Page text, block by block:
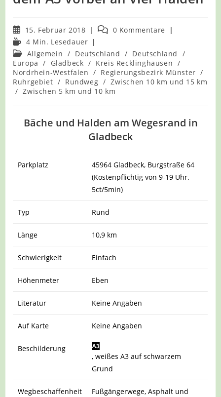
Beitrag
veröffentlicht:
15. Februar 2018
Beitrags-0 Kommentare
Lesedauer:
4 Min. Lesedauer
Beitrags-
Kategorie:
Allgemein / Deutschland / Deutschland
/
Europa
/ Gladbeck / Kreis Recklinghausen /
Nordrhein-Westfalen / Regierungsbezirk Münster /
Ruhrgebiet / Rundweg / Zwischen 10 km und 15 km
/ Zwischen 5 km und 10 km
Bäche und Halden am Wegesrand in
Gladbeck
Parkplatz
45964 Gladbeck, Burgstraße 64
(Kostenpflichtig von 9-19 Uhr.
5ct/5min)
Typ Rund
Länge 10,9 km
Schwierigkeit Einfach
Höhenmeter Eben
Literatur Keine Angaben
Auf Karte Keine Angaben
Beschilderung
, weißes A3 auf schwarzem
Grund
Wegbeschaffenheit
Fußgängerwege, Asphalt und